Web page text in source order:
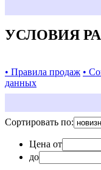
УСЛОВИЯ
• Правила продаж •
данных
Сортировать по:
Цена от
до